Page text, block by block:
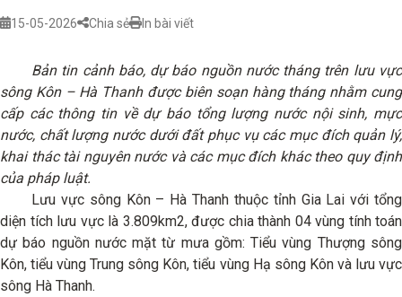
15-05-2026 Chia sẻ In bài viết
Bản tin cảnh báo, dự báo nguồn nước tháng trên lưu vực
sông Kôn – Hà Thanh được biên soạn hàng tháng nhằm cung
cấp các thông tin về dự báo tổng lượng nước nội sinh, mực
nước, chất lượng nước dưới đất phục vụ các mục đích quản lý,
khai thác tài nguyên nước và các mục đích khác theo quy định
của pháp luật.
Lưu vực sông Kôn – Hà Thanh thuộc tỉnh Gia Lai với tổng
diện tích lưu vực là 3.809km2, được chia thành 04 vùng tính toán
dự báo nguồn nước mặt từ mưa gồm: Tiểu vùng Thượng sông
Kôn, tiểu vùng Trung sông Kôn, tiểu vùng Hạ sông Kôn và lưu vực
sông Hà Thanh.